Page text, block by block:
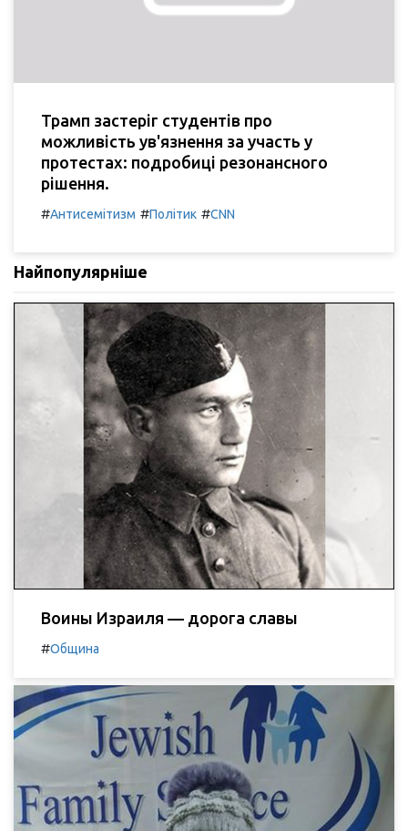
Трамп застеріг студентів про
можливість ув'язнення за участь у
протестах: подробиці резонансного
рішення.
#Антисемітизм #Політик #CNN
Найпопулярніше
Воины Израиля — дорога славы
#Община